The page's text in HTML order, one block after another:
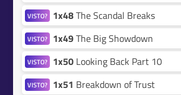
VISTO? 1x48The Scandal Breaks
VISTO? 1x49The Big Showdown
VISTO? 1x50 Looking Back Part 10
VISTO? 1x51 Breakdown of Trust